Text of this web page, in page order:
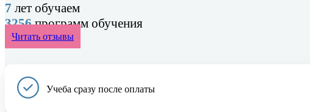
7 лет обучаем
3256программ обучения
Читать отзывы
Учеба сразу после оплаты